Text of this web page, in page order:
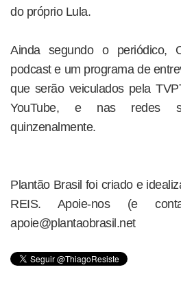
do próprio Lula.
Ainda segundo o
podcast e um programa de
que serão veiculados pela
YouTube, e nas redes
quinzenalmente.
Plantão Brasil foi criado e
REIS. Apoie-nos (e
apoie@plantaobrasil.net